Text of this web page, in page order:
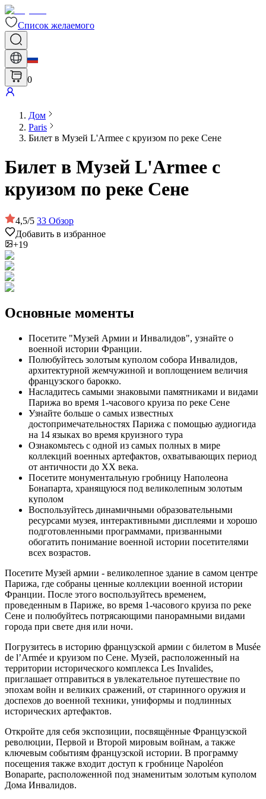
Список желаемого
0
Дом
Paris
Билет в Музей L'Armee с круизом по реке Сене
Билет в Музей L'Armee с
круизом по реке Сене
4,5/5 33 Обзор
Добавить в избранное
+19
Основные моменты
Посетите "Музей Армии и Инвалидов", узнайте о
военной истории Франции.
Полюбуйтесь золотым куполом собора Инвалидов,
архитектурной жемчужиной и воплощением величия
французского барокко.
Насладитесь самыми знаковыми памятниками и видами
Парижа во время 1-часового круиза по реке Сене
Узнайте больше о самых известных
достопримечательностях Парижа с помощью аудиогида
на 14 языках во время круизного тура
Ознакомьтесь с одной из самых полных в мире
коллекций военных артефактов, охватывающих период
от античности до XX века.
Посетите монументальную гробницу Наполеона
Бонапарта, хранящуюся под великолепным золотым
куполом
Воспользуйтесь динамичными образовательными
ресурсами музея, интерактивными дисплеями и хорошо
подготовленными программами, призванными
обогатить понимание военной истории посетителями
всех возрастов.
Посетите Музей армии - великолепное здание в самом центре
Парижа, где собраны ценные коллекции военной истории
Франции. После этого воспользуйтесь временем,
проведенным в Париже, во время 1-часового круиза по реке
Сене и полюбуйтесь потрясающими панорамными видами
города при свете дня или ночи.
Погрузитесь в историю французской армии с билетом в Musée
de l’Armée и круизом по Сене. Музей, расположенный на
территории исторического комплекса Les Invalides,
приглашает отправиться в увлекательное путешествие по
эпохам войн и великих сражений, от старинного оружия и
доспехов до военной техники, униформы и подлинных
исторических артефактов.
Откройте для себя экспозиции, посвящённые Французской
революции, Первой и Второй мировым войнам, а также
ключевым событиям французской истории. В программу
посещения также входит доступ к гробнице Napoléon
Bonaparte, расположенной под знаменитым золотым куполом
Дома Инвалидов.